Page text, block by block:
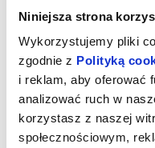
Niniejsza strona
Wykorzystujemy pliki
zgodnie z Polityką
i reklam, aby oferować
analizować ruch w
korzystasz z naszej
społecznościowym,